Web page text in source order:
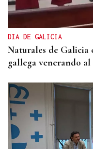
DIA DE GALICIA
Naturales de Galicia
gallega venerando